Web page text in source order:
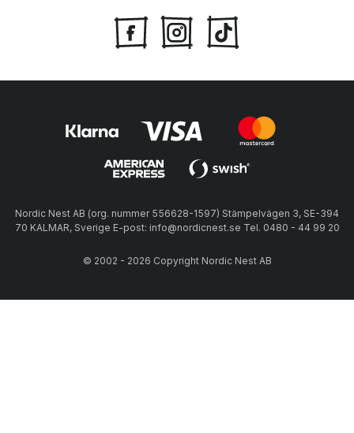
Nordic Nest AB (org. nummer 556628-1597) Stämpelvägen 3, SE-394
70 KALMAR, Sverige E-post: info@nordicnest.se Tel. 0480 - 44 99 20
© 2002 - 2026 Copyright Nordic Nest AB